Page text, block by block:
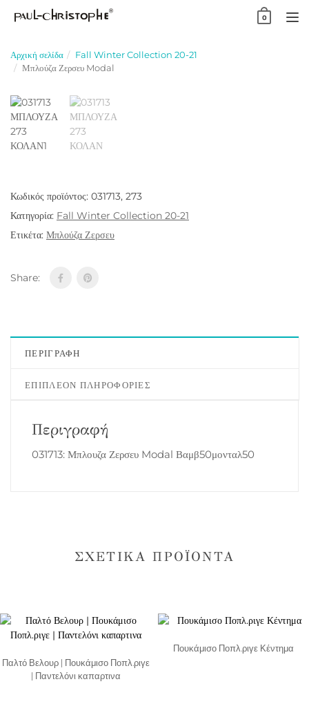
0
Αρχική σελίδα
Fall Winter Collection 20-21
Μπλούζα Ζερσευ Modal
Κωδικός προϊόντος: 031713, 273
Κατηγορία: Fall Winter Collection 20-21
Ετικέτα: Μπλούζα Ζερσευ
Share:
ΠΕΡΙΓΡΑΦΉ
ΕΠΙΠΛΈΟΝ ΠΛΗΡΟΦΟΡΊΕΣ
Περιγραφή
031713: Μπλουζα Ζερσευ Modal Βαμβ50μονταλ50
ΣΧΕΤΙΚΆ ΠΡΟΪΌΝΤΑ
Παλτό Βελουρ | Πουκάμισο Ποπλ.ριγε
| Παντελόνι καπαρτινα
Πουκάμισο Ποπλ.ριγε Κέντημα